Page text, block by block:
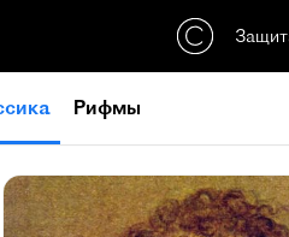
Рифмы